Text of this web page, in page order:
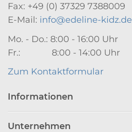
Fax: +49 (0) 37329 7388009
E-Mail: info@edeline-kidz.de
Mo. - Do.: 8:00 - 16:00 Uhr
Fr.: 8:00 - 14:00 Uhr
Zum Kontaktformular
Informationen
Unternehmen